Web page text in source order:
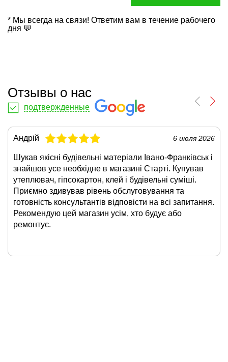
* Мы всегда на связи! Ответим вам в течение рабочего
дня 💬
Отзывы о нас
подтвержденные
Андрій 6 июля 2026
Шукав якісні будівельні матеріали Івано-Франківськ і
знайшов усе необхідне в магазині Старті. Купував
утеплювач, гіпсокартон, клей і будівельні суміші.
Приємно здивував рівень обслуговування та
готовність консультантів відповісти на всі запитання.
Рекомендую цей магазин усім, хто будує або
ремонтує.